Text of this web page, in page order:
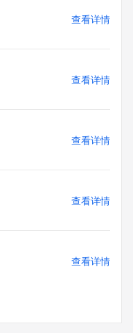
查看详情
查看详情
查看详情
查看详情
查看详情